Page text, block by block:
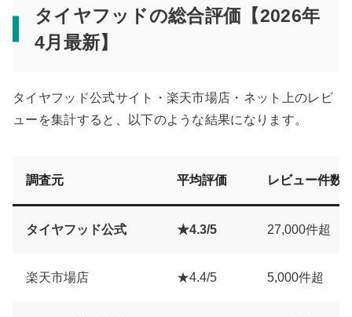
タイヤフッドの総合評価【2026年
4月最新】
タイヤフッド公式サイト・楽天市場店・ネット上のレビ
ューを集計すると、以下のような結果になります。
調査元 平均評価 レビュー件数
タイヤフッド公式 ★4.3/5 27,000件超
楽天市場店 ★4.4/5 5,000件超